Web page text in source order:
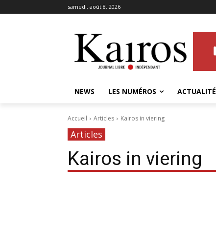
samedi, août 8, 2026
NEWS LES NUMÉROS ACTUALITÉ
Accueil Articles Kairos in viering
Articles
Kairos in viering